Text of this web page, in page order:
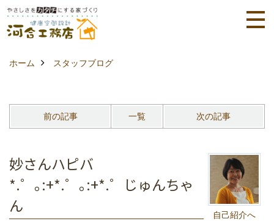
ホーム スタッフブログ
前の記事 一覧 次の記事
自己紹介へ
妙さんハピバ
*.゜｡:+*.゜｡:+*.゜じゅんちゃ
ん